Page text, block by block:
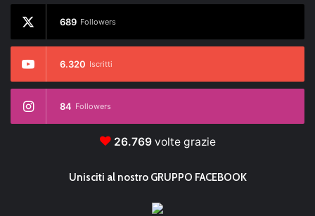
689 Followers
6.320 Iscritti
84 Followers
26.769volte grazie
Unisciti al nostro GRUPPO FACEBOOK